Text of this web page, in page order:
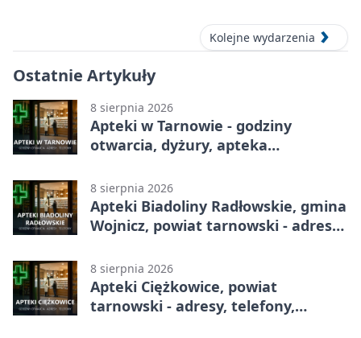
Kolejne wydarzenia
Ostatnie Artykuły
8 sierpnia 2026
Apteki w Tarnowie - godziny
otwarcia, dyżury, apteka
8 sierpnia 2026
Apteki Biadoliny Radłowskie, gmina
Wojnicz, powiat tarnowski - adresy,
8 sierpnia 2026
Apteki Ciężkowice, powiat
tarnowski - adresy, telefony,